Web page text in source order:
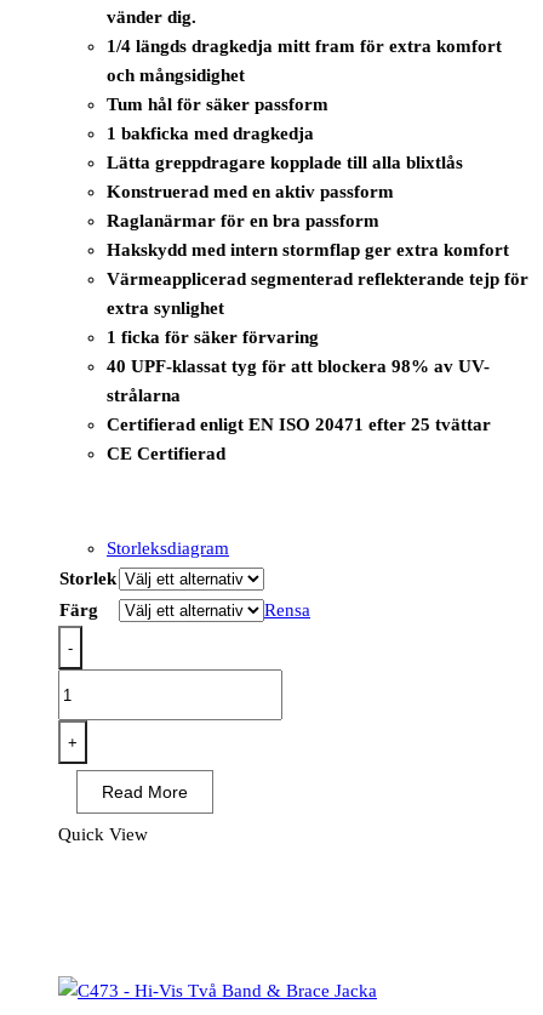
vänder dig.
1/4 längds dragkedja mitt fram för extra komfort
och mångsidighet
Tum hål för säker passform
1 bakficka med dragkedja
Lätta greppdragare kopplade till alla blixtlås
Konstruerad med en aktiv passform
Raglanärmar för en bra passform
Hakskydd med intern stormflap ger extra komfort
Värmeapplicerad segmenterad reflekterande tejp för
extra synlighet
1 ficka för säker förvaring
40 UPF-klassat tyg för att blockera 98% av UV-
strålarna
Certifierad enligt EN ISO 20471 efter 25 tvättar
CE Certifierad
Storleksdiagram
Storlek
Färg
Rensa
-
PW3
Hi-
1/4
för
damer
+
Read More
Quick View